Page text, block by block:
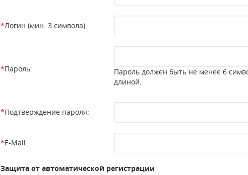
*Логин (мин. 3 символа):
*Пароль:
Пароль должен быть не менее 6
длиной.
*Подтверждение пароля:
*E-Mail:
Защита от автоматической регистрации